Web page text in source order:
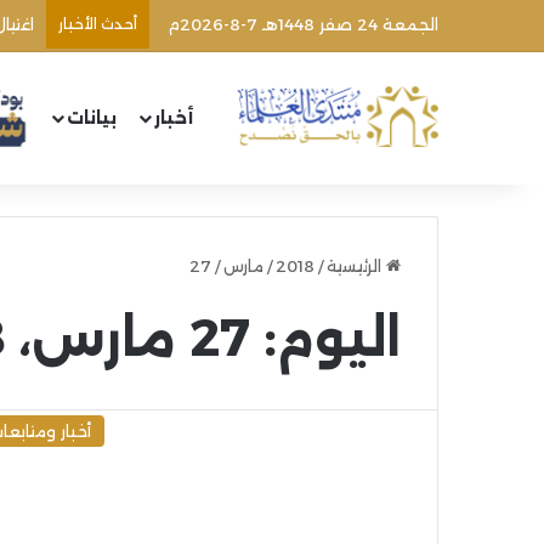
الجمعة 24 صفر 1448هـ 7-8-2026م أحدث الأخبار
أخبار بيانات
الرئيسية/
2018
/ مارس/
27
اليوم: 27 مارس، 2018
أخبار